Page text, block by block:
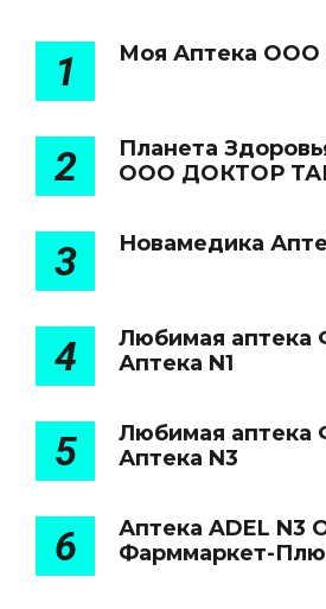
1 Моя Аптека ООО
2
Планета
ООО ДОКТОР
3 Новамедика
4
Любимая
Аптека N1
5
Любимая
Аптека N3
6
Аптека ADEL N3
Фарммаркет-